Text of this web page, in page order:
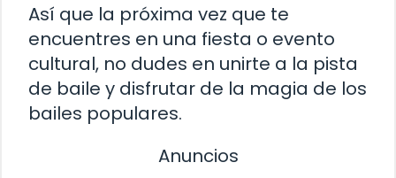
Así que la próxima vez que te
encuentres en una fiesta o evento
cultural, no dudes en unirte a la pista
de baile y disfrutar de la magia de los
bailes populares.
Anuncios